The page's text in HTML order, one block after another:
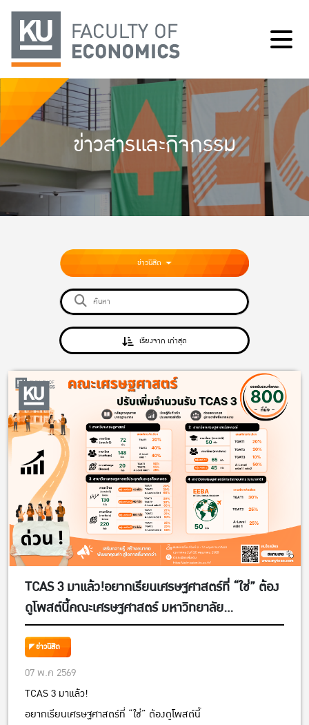
ข่าวสารและกิจกรรม
ข่าวนิสิต
เรียงจาก เก่าสุด
TCAS 3 มาแล้ว!อยากเรียนเศรษฐศาสตร์ที่ “ใช่” ต้อง
ดูโพสต์นี้คณะเศรษฐศาสตร์ มหาวิทยาลัย
เกษตรศาสตร์
ข่าวนิสิต
07 พ.ค 2569
TCAS 3 มาแล้ว!
อยากเรียนเศรษฐศาสตร์ที่ “ใช่” ต้องดูโพสต์นี้